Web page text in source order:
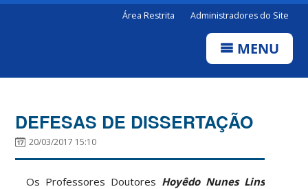
Área Restrita Administradores do Site
MENU
DEFESAS DE DISSERTAÇÃO
20/03/2017 15:10
Os Professores Doutores Hoyêdo Nunes Lins